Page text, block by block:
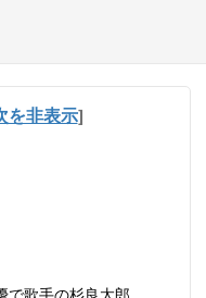
を非表示]